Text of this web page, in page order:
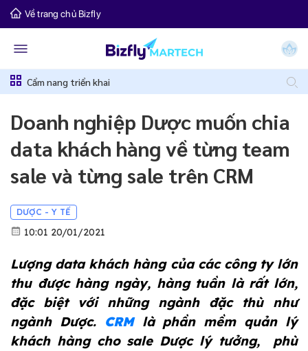
Về trang chủ Bizfly
Cẩm nang triển khai
Doanh nghiệp Dược muốn chia
data khách hàng về từng team
sale và từng sale trên CRM
DƯỢC - Y TẾ
10:01 20/01/2021
Lượng data khách hàng của các công ty lớn
thu được hàng ngày, hàng tuần là rất lớn,
đặc biệt với những ngành đặc thù như
ngành Dược. CRM là phần mềm quản lý
khách hàng cho sale Dược lý tưởng,  phù